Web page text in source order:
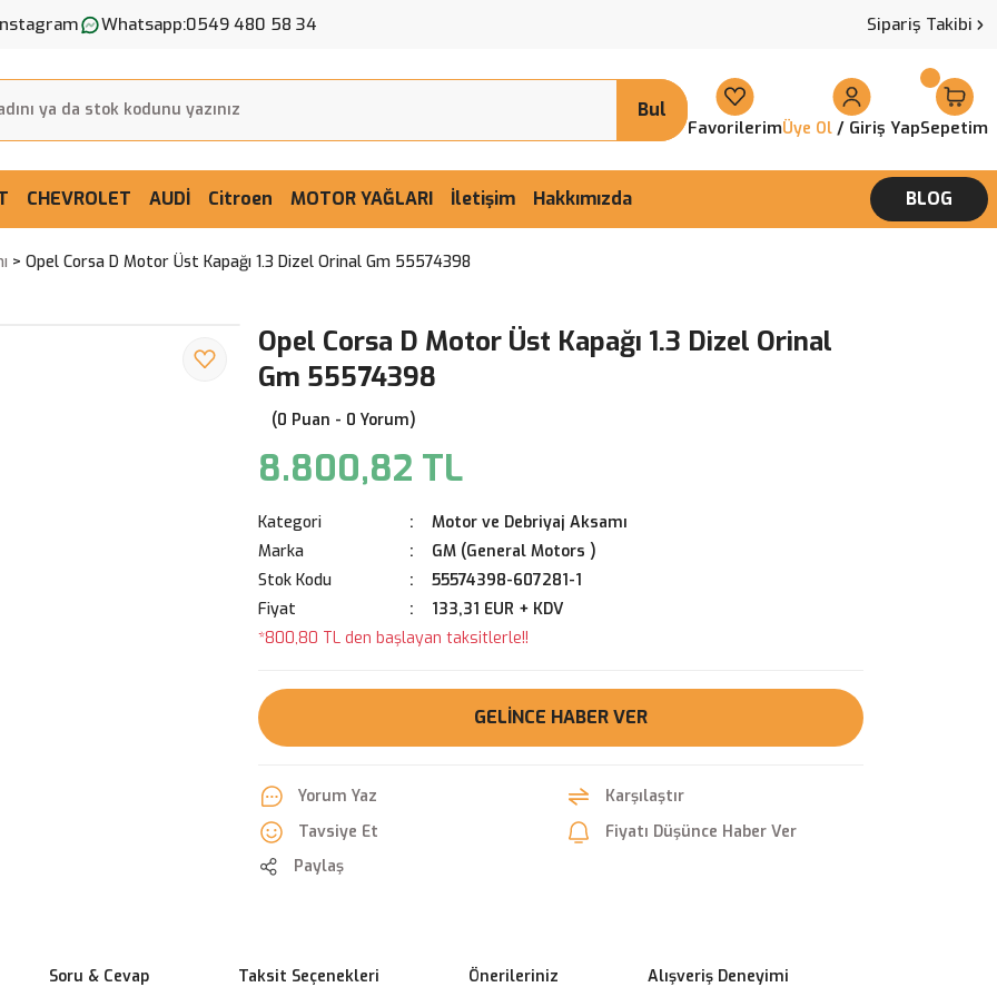
Whatsapp:0549 480 58 34 Sipariş Takibi
Bul
FavorilerimÜye Ol / Giriş YapSepetim
CHEVROLET AUDİ Citroen MOTOR YAĞLARI İletişim Hakkımızda BLOG
Opel Corsa D Motor Üst Kapağı 1.3 Dizel Orinal Gm 55574398
Opel Corsa D Motor Üst Kapağı 1.3 Dizel Orinal
Gm 55574398
(0 Puan - 0 Yorum)
8.800,82 TL
Kategori
Motor ve Debriyaj Aksamı
Marka
GM (General Motors )
Stok Kodu
55574398-607281-1
Fiyat
133,31 EUR + KDV
*800,80 TL den başlayan taksitlerle!!
GELINCE HABER VER
Yorum Yaz
Karşılaştır
Tavsiye Et
Fiyatı Düşünce Haber Ver
Paylaş
Soru & Cevap Taksit Seçenekleri Önerileriniz Alışveriş Deneyimi